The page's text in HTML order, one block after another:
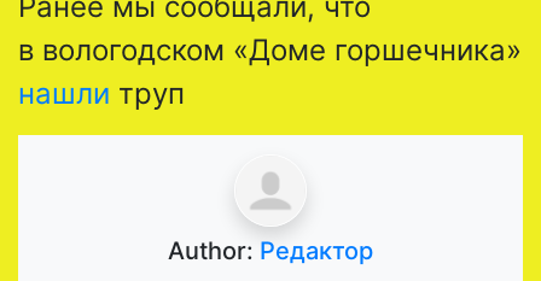
в вологодском «Доме горшечника»
нашли труп
Author: Редактор